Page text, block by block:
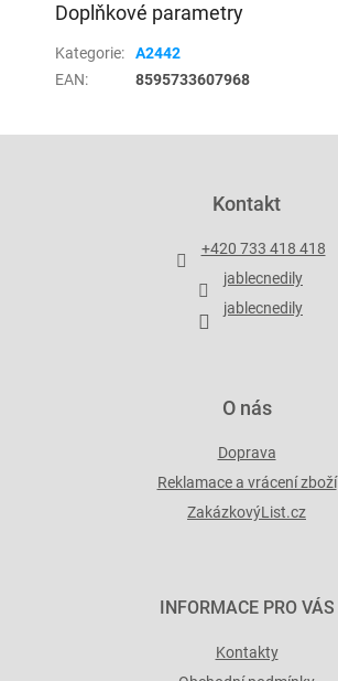
Doplňkové parametry
Kategorie:
A2442
EAN: 8595733607968
Kontakt
+420 733 418 418
jablecnedily
jablecnedily
O nás
Doprava
Reklamace a vrácení zboží
ZakázkovýList.cz
INFORMACE PRO VÁS
Kontakty